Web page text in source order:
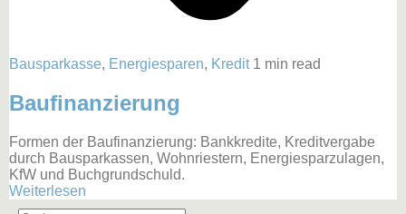
Bausparkasse, Energiesparen, Kredit 1 min read
Baufinanzierung
Formen der Baufinanzierung: Bankkredite, Kreditvergabe
durch Bausparkassen, Wohnriestern, Energiesparzulagen,
KfW und Buchgrundschuld.
Weiterlesen